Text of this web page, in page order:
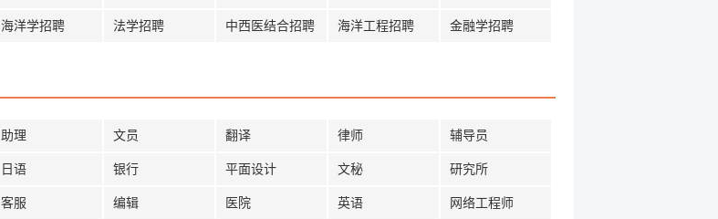
海洋学招聘 法学招聘 中西医结合招聘 海洋工程招聘 金融学招聘
助理 文员 翻译 律师 辅导员
日语 银行 平面设计 文秘 研究所
客服 编辑 医院 英语 网络工程师